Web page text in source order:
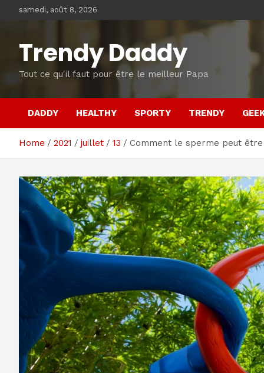
samedi, août 8, 2026
Trendy Daddy
Tout ce qu'il faut pour être le meilleur Papa
DADDY HEALTHY SPORTY TRENDY
Home 2021 juillet 13 Comment le sperme peut être